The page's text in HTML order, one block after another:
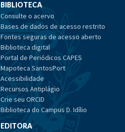
BIBLIOTECA
Consulte o acervo
Bases de dados de acesso restrito
Fontes seguras de acesso aberto
Biblioteca digital
Portal de Periódicos CAPES
Mapoteca SantosPort
Acessibilidade
Recursos Antiplágio
Crie seu ORCID
Biblioteca do Campus D. Idílio
EDITORA